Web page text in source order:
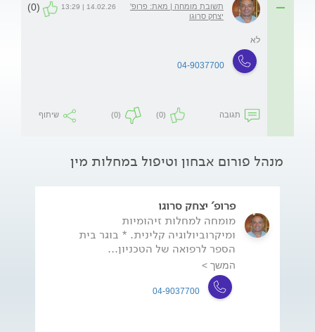
תשובת מומחה | מאת: פרופ'
יצחק סרוגו
14.02.26 | 13:29
(0)
לא
04-9037700
תגובה (0)
(0) שיתוף
מנהל פורום אבחון וטיפול במחלות מין
פרופ' יצחק סרוגו
מומחה למחלות זיהומיות
ומיקרוביולוגיה קלינית. * בוגר בית
הספר לרפואה של הטכניון...
המשך >
04-9037700